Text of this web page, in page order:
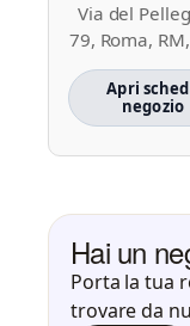
Via del
79, Roma,
Apri
negozio
Hai un
Porta la tua
trovare da